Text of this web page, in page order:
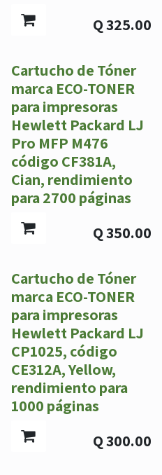
Q325.00
Cartucho de Tóner
marca ECO-TONER
para impresoras
Hewlett Packard LJ
Pro MFP M476
código CF381A,
Cian, rendimiento
para 2700 páginas
Q350.00
Cartucho de Tóner
marca ECO-TONER
para impresoras
Hewlett Packard LJ
CP1025, código
CE312A, Yellow,
rendimiento para
1000 páginas
Q300.00